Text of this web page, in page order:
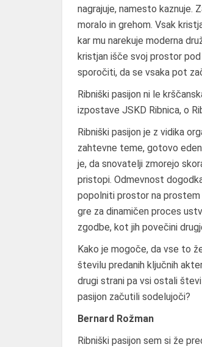
nagrajuje, namesto kaznuje.
moralo in grehom. Vsak
kar mu narekuje moderna
kristjan išče svoj prostor
sporočiti, da se vsaka pot
Ribniški pasijon ni le
izpostave JSKD Ribnica, o
Ribniški pasijon je z vidika
zahtevne teme, gotovo
je, da snovatelji zmorejo
pristopi. Odmevnost
popolniti prostor na prostem
gre za dinamičen proces
zgodbe, kot jih povečini
Kako je mogoče, da vse to
številu predanih ključnih
drugi strani pa vsi ostali
pasijon začutili sodelujoči?
Bernard Rožman
Ribniški pasijon sem si že